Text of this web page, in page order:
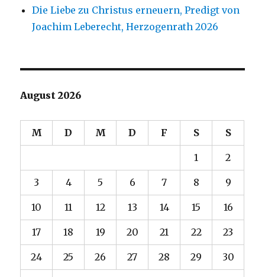
Die Liebe zu Christus erneuern, Predigt von
Joachim Leberecht, Herzogenrath 2026
August 2026
M D M D F S S
1 2
3 4 5 6 7 8 9
10 11 12 13 14 15 16
17 18 19 20 21 22 23
24 25 26 27 28 29 30